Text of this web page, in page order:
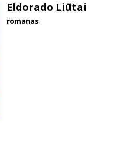
Eldorado Liūtai
romanas